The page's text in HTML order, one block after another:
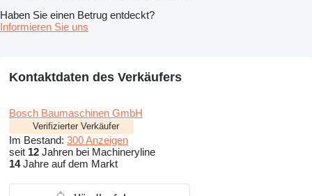
Haben Sie einen Betrug entdeckt?
Informieren Sie uns
Kontaktdaten des Verkäufers
Bosch Baumaschinen GmbH
Verifizierter Verkäufer
Im Bestand: 300 Anzeigen
seit 12 Jahren bei Machineryline
14Jahre auf dem Markt